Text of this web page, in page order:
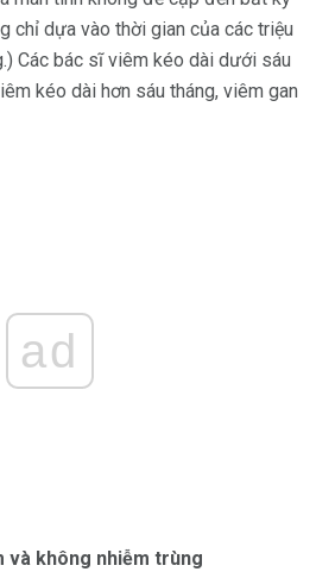
chỉ dựa vào thời gian của các triệu
Các bác sĩ viêm kéo dài dưới sáu
kéo dài hơn sáu tháng, viêm gan
ad
và không nhiễm trùng